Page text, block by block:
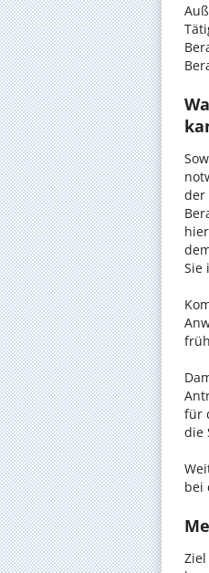
der
Sie
für
die
bei